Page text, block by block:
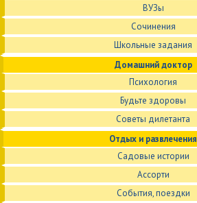
ВУЗы
Сочинения
Школьные задания
Домашний доктор
Психология
Будьте здоровы
Советы дилетанта
Отдых и развлечения
Садовые истории
Ассорти
События, поездки